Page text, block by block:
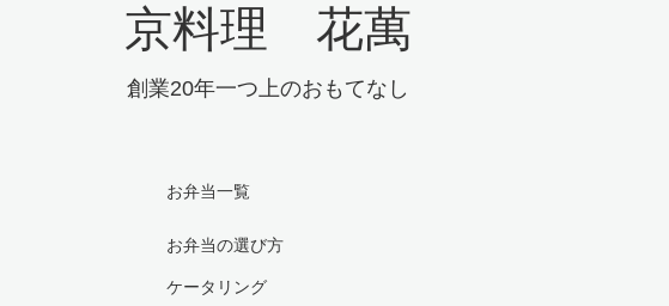
京料理 花萬
創業20年一つ上のおもてなし
お弁当一覧
お弁当の選び方
ケータリング